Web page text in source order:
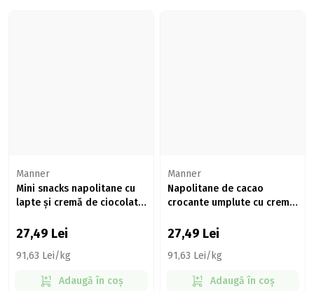
Manner
Mini snacks napolitane cu
lapte și cremă de ciocolată
27,49 Lei
91,63 Lei/kg
Adaugă în coș
Manner
Napolitane de cacao
crocante umplute cu cremă
27,49 Lei
91,63 Lei/kg
Adaugă în coș